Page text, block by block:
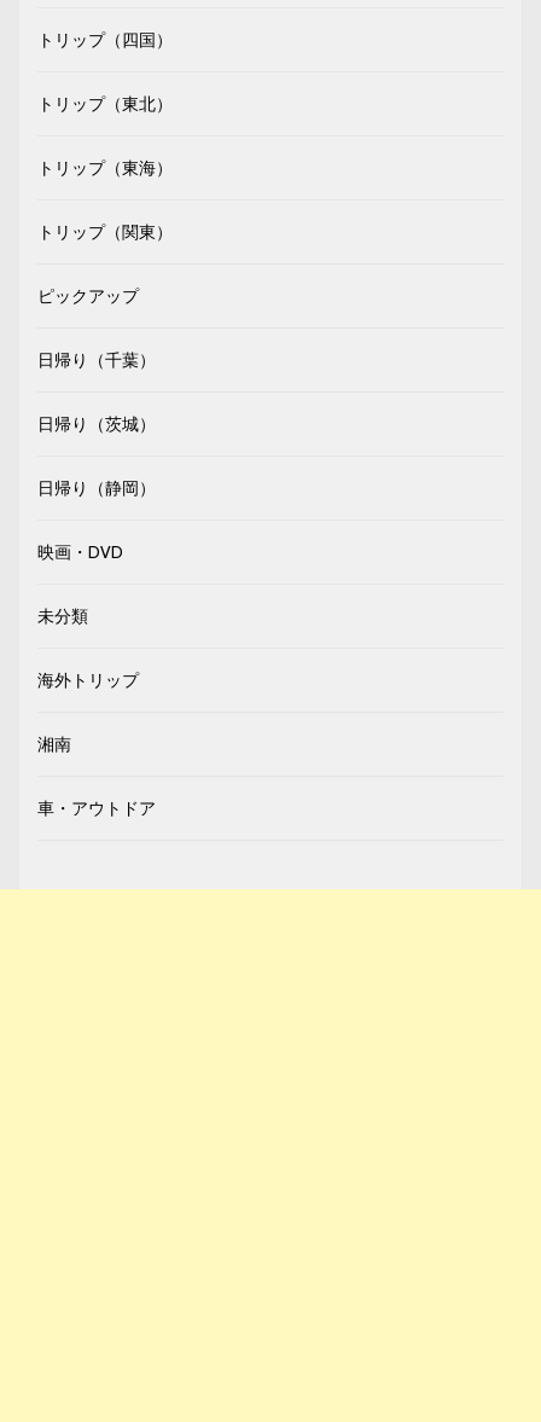
トリップ（四国）
トリップ（東北）
トリップ（東海）
トリップ（関東）
ピックアップ
日帰り（千葉）
日帰り（茨城）
日帰り（静岡）
映画・DVD
未分類
海外トリップ
湘南
車・アウトドア